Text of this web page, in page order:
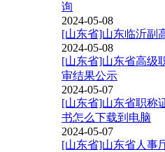
询
2024-05-08
[山东省]山东临沂副
2024-05-08
[山东省]山东省高级
审结果公示
2024-05-07
[山东省]山东省职称
书怎么下载到电脑
2024-05-07
[山东省]山东省人事